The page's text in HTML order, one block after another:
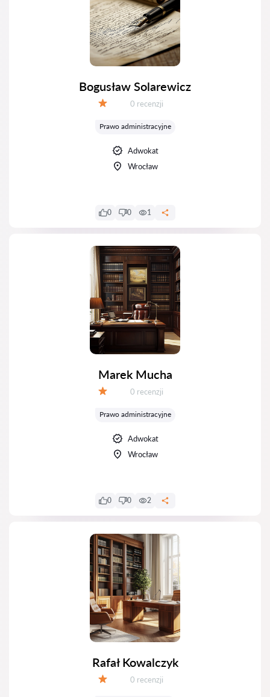
Bogusław Solarewicz
Recenzji:
0 recenzji
Prawo administracyjne
Adwokat
Wrocław
0 0 1
Marek Mucha
Recenzji:
0 recenzji
Prawo administracyjne
Adwokat
Wrocław
0 0 2
Rafał Kowalczyk
Recenzji:
0 recenzji